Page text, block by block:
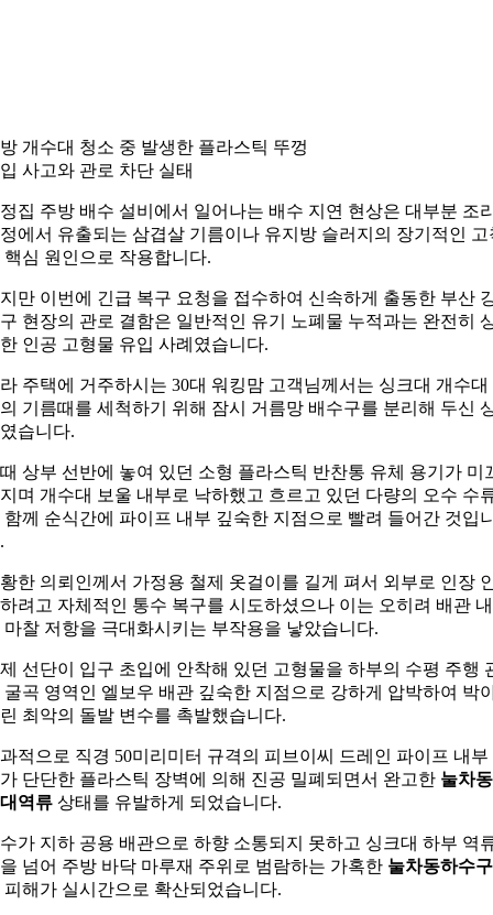
개수대 청소 중 발생한 플라스틱 뚜껑
사고와 관로 차단 실태
집 주방 배수 설비에서 일어나는 배수 지연 현상은 대부분 조
에서 유출되는 삼겹살 기름이나 유지방 슬러지의 장기적인 고
핵심 원인으로 작용합니다.
만 이번에 긴급 복구 요청을 접수하여 신속하게 출동한 부산
현장의 관로 결함은 일반적인 유기 노폐물 누적과는 완전히
인공 고형물 유입 사례였습니다.
주택에 거주하시는 30대 워킹맘 고객님께서는 싱크대 개수대
기름때를 세척하기 위해 잠시 거름망 배수구를 분리해 두신
습니다.
상부 선반에 놓여 있던 소형 플라스틱 반찬통 유체 용기가 미
며 개수대 보울 내부로 낙하했고 흐르고 있던 다량의 오수 수
함께 순식간에 파이프 내부 깊숙한 지점으로 빨려 들어간 것입
한 의뢰인께서 가정용 철제 옷걸이를 길게 펴서 외부로 인장
려고 자체적인 통수 복구를 시도하셨으나 이는 오히려 배관
마찰 저항을 극대화시키는 부작용을 낳았습니다.
선단이 입구 초입에 안착해 있던 고형물을 하부의 수평 주행
굴곡 영역인 엘보우 배관 깊숙한 지점으로 강하게 압박하여 박
최악의 돌발 변수를 촉발했습니다.
적으로 직경 50미리미터 규격의 피브이씨 드레인 파이프 내부
단단한 플라스틱 장벽에 의해 진공 밀폐되면서 완고한 눌차
역류상태를 유발하게 되었습니다.
가 지하 공용 배관으로 하향 소통되지 못하고 싱크대 하부 역
넘어 주방 바닥 마루재 주위로 범람하는 가혹한 눌차동하수
피해가 실시간으로 확산되었습니다.